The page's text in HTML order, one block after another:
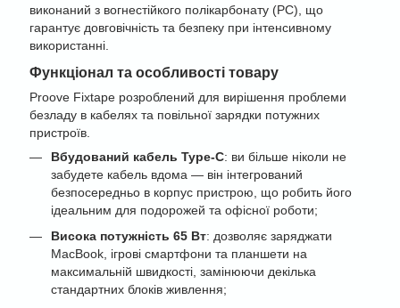
виконаний з вогнестійкого полікарбонату (PC), що
гарантує довговічність та безпеку при інтенсивному
використанні.
Функціонал та особливості товару
Proove Fixtape розроблений для вирішення проблеми
безладу в кабелях та повільної зарядки потужних
пристроїв.
Вбудований кабель Type-C: ви більше ніколи не
забудете кабель вдома — він інтегрований
безпосередньо в корпус пристрою, що робить його
ідеальним для подорожей та офісної роботи;
Висока потужність 65 Вт: дозволяє заряджати
MacBook, ігрові смартфони та планшети на
максимальній швидкості, замінюючи декілька
стандартних блоків живлення;